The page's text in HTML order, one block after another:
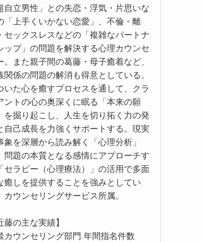
自立男性」との失恋・浮気・片思いな
「上手くいかない恋愛」、不倫・離
セックスレスなどの「複雑なパートナ
ップ」の問題を解決する心理カウンセ
。また親子間の葛藤・母子癒着など、
関係の問題の解消も得意としている。
いた心を癒すプロセスを通して、クラ
ントの心の奥深くに眠る「本来の願
を掘り起こし、人生を切り拓く力の発
自己成長を力強くサポートする。現実
象を深層から読み解く「心理分析」
問題の本質となる感情にアプローチす
セラピー（心理療法）」の活用で多面
癒しを提供することを強みとしてい
カウンセリングサービス所属。
藤の主な実績】
カウンセリング部門 年間指名件数